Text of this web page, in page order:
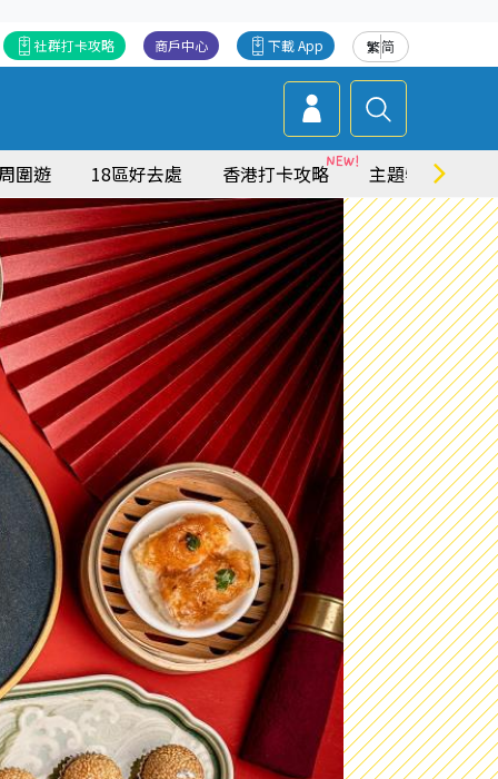
繁简
下載 App
商戶中心
社群打卡攻略
圍遊 18區好去處 香港打卡攻略 主題特集